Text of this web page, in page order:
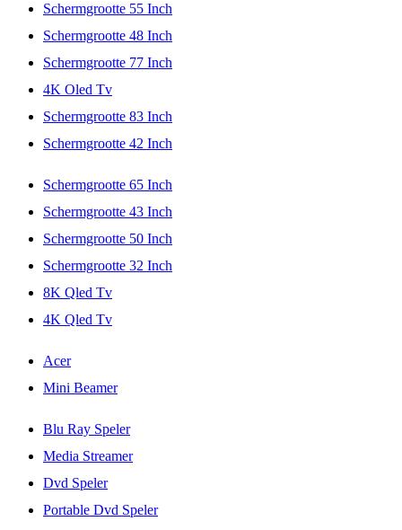
Schermgrootte 55 Inch
Schermgrootte 48 Inch
Schermgrootte 77 Inch
4K Oled Tv
Schermgrootte 83 Inch
Schermgrootte 42 Inch
Schermgrootte 65 Inch
Schermgrootte 43 Inch
Schermgrootte 50 Inch
Schermgrootte 32 Inch
8K Qled Tv
4K Qled Tv
Acer
Mini Beamer
Blu Ray Speler
Media Streamer
Dvd Speler
Portable Dvd Speler